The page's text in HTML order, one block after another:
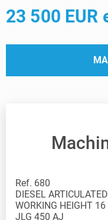
23 500 EUR
Ref. 680
DIESEL
WORKING HEIGHT
JLG 450 AJ